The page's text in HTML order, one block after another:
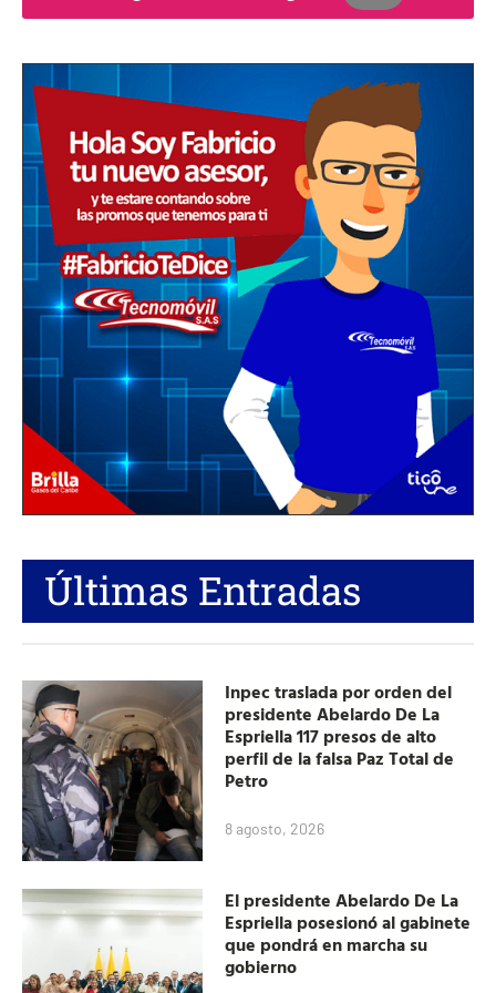
Últimas Entradas
Inpec traslada por orden del
presidente Abelardo De La
Espriella 117 presos de alto
perfil de la falsa Paz Total de
Petro
8 agosto, 2026
El presidente Abelardo De La
Espriella posesionó al gabinete
que pondrá en marcha su
gobierno